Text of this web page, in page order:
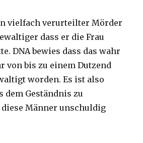
vielfach verurteilter Mörder
dass er die Frau
DNA bewies dass das wahr
von bis zu einem Dutzend
worden. Es ist also
dem Geständnis zu
Männer unschuldig